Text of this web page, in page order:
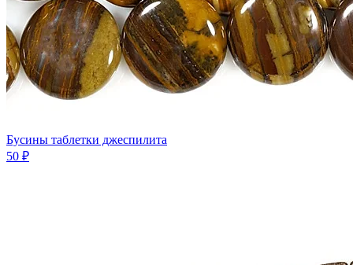
Бусины таблетки джеспилита
50 ₽